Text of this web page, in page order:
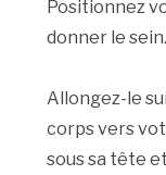
Positionnez
donner le sein.
Allongez-le
corps vers
sous sa tête